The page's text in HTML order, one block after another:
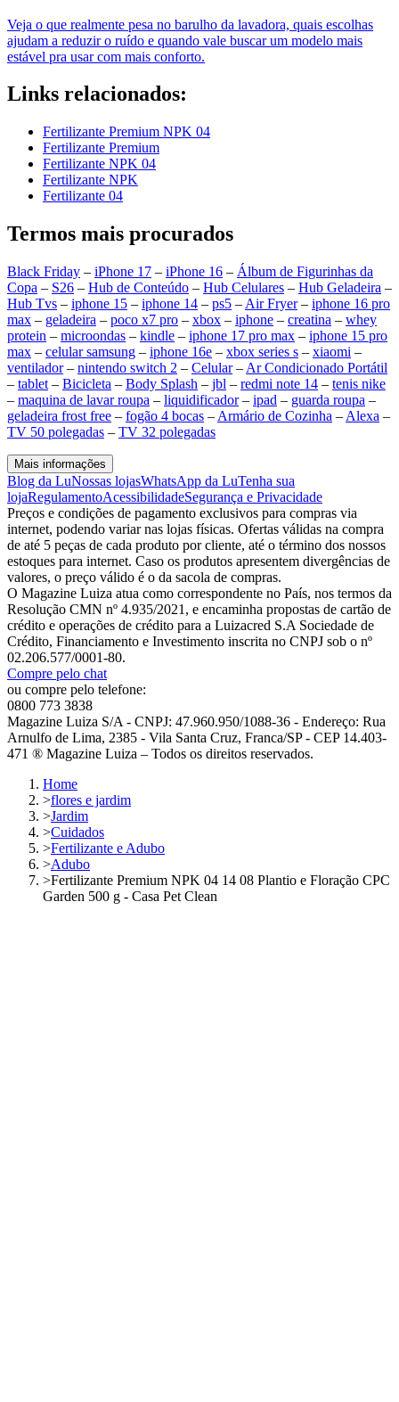
Veja o que realmente pesa no barulho da lavadora, quais escolhas
ajudam a reduzir o ruído e quando vale buscar um modelo mais
estável pra usar com mais conforto.
Links relacionados:
Fertilizante Premium NPK 04
Fertilizante Premium
Fertilizante NPK 04
Fertilizante NPK
Fertilizante 04
Termos mais procurados
Black Friday – iPhone 17 – iPhone 16 – Álbum de Figurinhas da
Copa – S26 – Hub de Conteúdo – Hub Celulares – Hub Geladeira –
Hub Tvs – iphone 15 – iphone 14 – ps5 – Air Fryer– iphone 16 pro
max – geladeira – poco x7 pro – xbox – iphone – creatina – whey
protein – microondas – kindle – iphone 17 pro max – iphone 15 pro
max – celular samsung – iphone 16e – xbox series s – xiaomi –
ventilador– nintendo switch 2 – Celular– Ar Condicionado Portátil
– tablet – Bicicleta – Body Splash – jbl – redmi note 14 – tenis nike
– maquina de lavar roupa – liquidificador– ipad – guarda roupa –
geladeira frost free – fogão 4 bocas – Armário de Cozinha – Alexa –
TV 50 polegadas – TV 32 polegadas
Mais informações
Blog da LuNossas lojasWhatsApp da LuTenha sua
lojaRegulamentoAcessibilidadeSegurança e Privacidade
Preços e condições de pagamento exclusivos para compras via
internet, podendo variar nas lojas físicas. Ofertas válidas na compra
de até 5 peças de cada produto por cliente, até o término dos nossos
estoques para internet. Caso os produtos apresentem divergências de
valores, o preço válido é o da sacola de compras.
O Magazine Luiza atua como correspondente no País, nos termos da
Resolução CMN nº 4.935/2021, e encaminha propostas de cartão de
crédito e operações de crédito para a Luizacred S.A Sociedade de
Crédito, Financiamento e Investimento inscrita no CNPJ sob o nº
02.206.577/0001-80.
Compre pelo chat
ou compre pelo telefone:
0800 773 3838
Magazine Luiza S/A - CNPJ: 47.960.950/1088-36 - Endereço: Rua
Arnulfo de Lima, 2385 - Vila Santa Cruz, Franca/SP - CEP 14.403-
471 ® Magazine Luiza – Todos os direitos reservados.
Home
>flores e jardim
>Jardim
>Cuidados
>Fertilizante e Adubo
>Adubo
>Fertilizante Premium NPK 04 14 08 Plantio e Floração CPC
Garden 500 g - Casa Pet Clean